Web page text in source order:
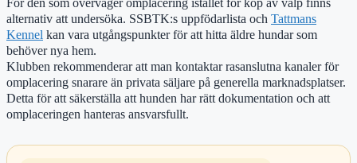
För den som överväger omplacering istället för köp av valp finns
alternativ att undersöka. SSBTK:s uppfödarlista och Tattmans
Kennel kan vara utgångspunkter för att hitta äldre hundar som
behöver nya hem.
Klubben rekommenderar att man kontaktar rasanslutna kanaler för
omplacering snarare än privata säljare på generella marknadsplatser.
Detta för att säkerställa att hunden har rätt dokumentation och att
omplaceringen hanteras ansvarsfullt.